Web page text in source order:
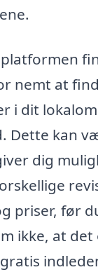
nemt at
i dit
Dette kan
dig
priser, før
ikke, at